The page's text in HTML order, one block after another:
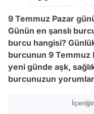
9 Temmuz Pazar
Günün en şanslı
burcu hangisi?
burcunun 9 Temmuz
yeni günde aşk,
burcunuzun